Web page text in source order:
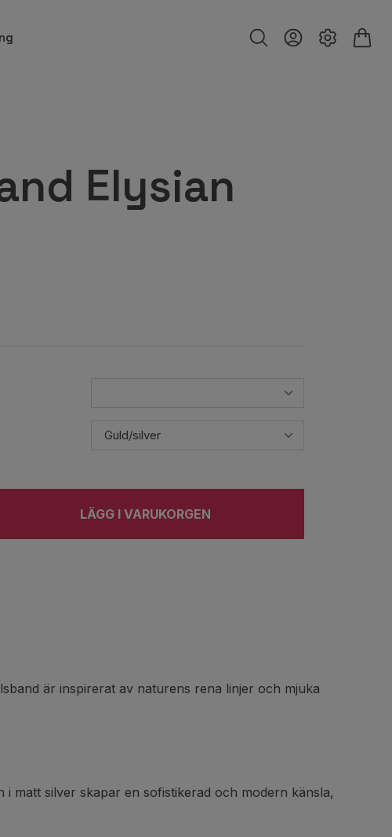
Elysian
LÄGG I VARUKORGEN
är inspirerat av naturens rena linjer och mjuka
matt silver skapar en sofistikerad och modern känsla,